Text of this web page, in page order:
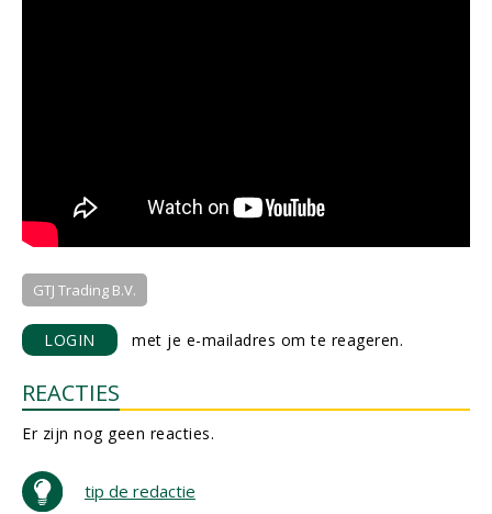
GTJ Trading B.V.
LOGIN met je e-mailadres om te reageren.
REACTIES
Er zijn nog geen reacties.
tip de redactie